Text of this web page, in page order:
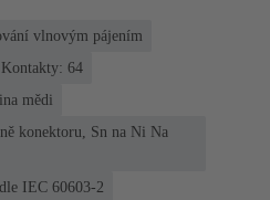
vlnovým pájením
Kontakty: 64
mědi
konektoru, Sn na Ni Na
IEC 60603-2